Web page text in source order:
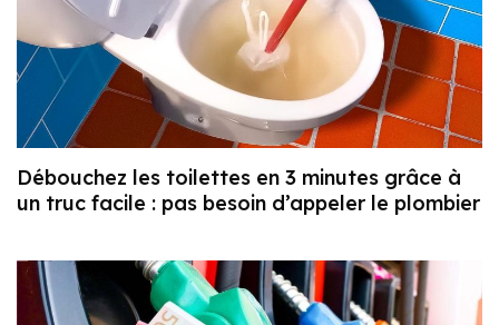
Débouchez les toilettes en 3 minutes grâce à
un truc facile : pas besoin d’appeler le plombier